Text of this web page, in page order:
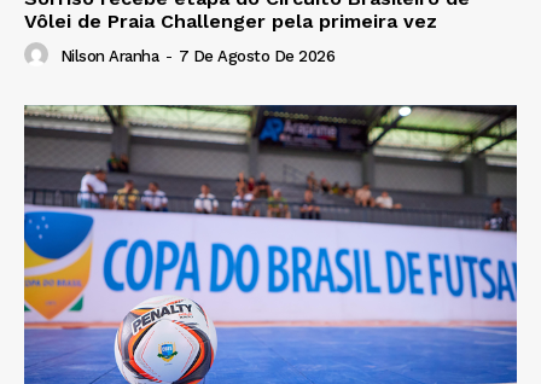
Vôlei de Praia Challenger pela primeira vez
Nilson Aranha - 7 De Agosto De 2026